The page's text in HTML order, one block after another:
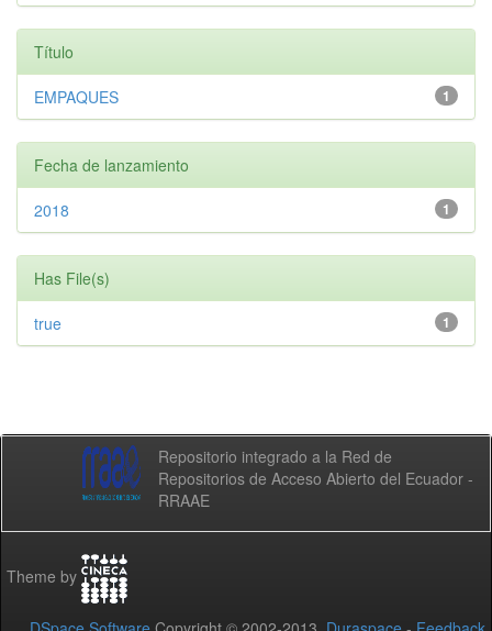
Título
1
EMPAQUES
Fecha de lanzamiento
1
2018
Has File(s)
1
true
Repositorio integrado a la Red de
Repositorios de Acceso Abierto del Ecuador -
RRAAE
Theme by